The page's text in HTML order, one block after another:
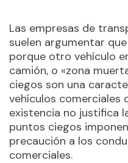
Las empresas de
suelen argumentar
porque otro vehículo
camión, o «zona
ciegos son una
vehículos comerciales
existencia no justifica
puntos ciegos
precaución a los
comerciales.